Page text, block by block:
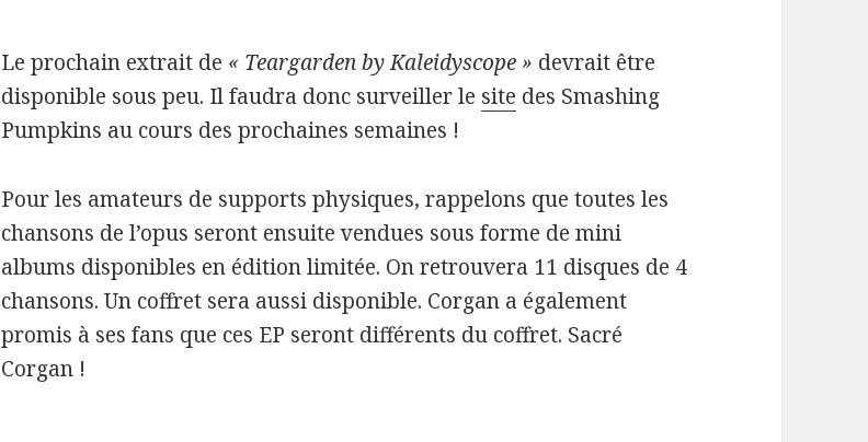
Le prochain extrait de « Teargarden by Kaleidyscope » devrait être
disponible sous peu. Il faudra donc surveiller le site des Smashing
Pumpkins au cours des prochaines semaines !
Pour les amateurs de supports physiques, rappelons que toutes les
chansons de l’opus seront ensuite vendues sous forme de mini
albums disponibles en édition limitée. On retrouvera 11 disques de 4
chansons. Un coffret sera aussi disponible. Corgan a également
promis à ses fans que ces EP seront différents du coffret. Sacré
Corgan !